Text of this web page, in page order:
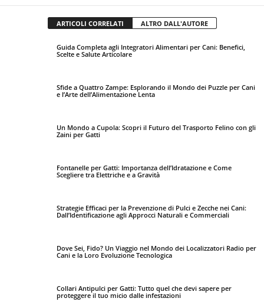
ARTICOLI CORRELATI ALTRO DALL'AUTORE
Guida Completa agli Integratori Alimentari per Cani: Benefici,
Scelte e Salute Articolare
Sfide a Quattro Zampe: Esplorando il Mondo dei Puzzle per Cani
e l’Arte dell’Alimentazione Lenta
Un Mondo a Cupola: Scopri il Futuro del Trasporto Felino con gli
Zaini per Gatti
Fontanelle per Gatti: Importanza dell’Idratazione e Come
Scegliere tra Elettriche e a Gravità
Strategie Efficaci per la Prevenzione di Pulci e Zecche nei Cani:
Dall’Identificazione agli Approcci Naturali e Commerciali
Dove Sei, Fido? Un Viaggio nel Mondo dei Localizzatori Radio per
Cani e la Loro Evoluzione Tecnologica
Collari Antipulci per Gatti: Tutto quel che devi sapere per
proteggere il tuo micio dalle infestazioni